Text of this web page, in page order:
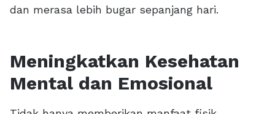
dan merasa lebih bugar sepanjang hari.
Meningkatkan Kesehatan
Mental dan Emosional